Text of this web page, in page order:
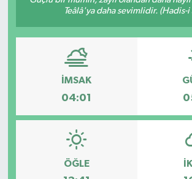
Teâlâ'ya daha sevimlidir. (Hadis-i
İMSAK
04:01
ÖĞLE
İLGİNÇ HABERLER
KADIN
KÜLTÜR SANAT
MAGAZİN